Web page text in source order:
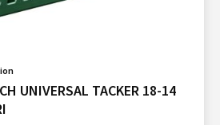
UNIVERSAL TACKER 18-14